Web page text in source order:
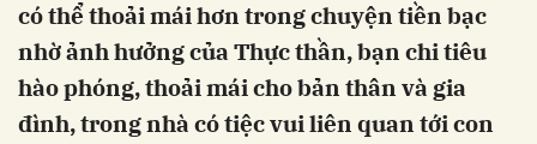
có thể thoải mái hơn trong chuyện tiền bạc
nhờ ảnh hưởng của Thực thần, bạn chi tiêu
hào phóng, thoải mái cho bản thân và gia
đình, trong nhà có tiệc vui liên quan tới con